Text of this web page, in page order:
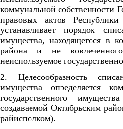
коммунальной собственности
правовых актов
устанавливает порядок
имущества, находящегося в
района и не
неиспользуемое
2. Целесообразность
имущества определяется
государственного
создаваемой Октябрьским
райисполком).